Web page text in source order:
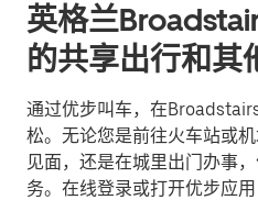
英格兰
的共享出行和其
通过优步叫车，在
松。无论您是前往火车站或
见面，还是在城里出门办事
务。在线登录或打开优步应